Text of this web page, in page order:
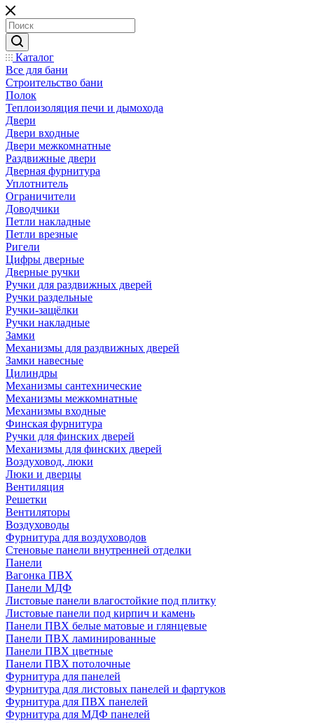
Каталог
Все для бани
Строительство бани
Полок
Теплоизоляция печи и дымохода
Двери
Двери входные
Двери межкомнатные
Раздвижные двери
Дверная фурнитура
Уплотнитель
Ограничители
Доводчики
Петли накладные
Петли врезные
Ригели
Цифры дверные
Дверные ручки
Ручки для раздвижных дверей
Ручки раздельные
Ручки-защёлки
Ручки накладные
Замки
Механизмы для раздвижных дверей
Замки навесные
Цилиндры
Механизмы сантехнические
Механизмы межкомнатные
Механизмы входные
Финская фурнитура
Ручки для финских дверей
Механизмы для финских дверей
Воздуховод, люки
Люки и дверцы
Вентиляция
Решетки
Вентиляторы
Воздуховоды
Фурнитура для воздуховодов
Стеновые панели внутренней отделки
Панели
Вагонка ПВХ
Панели МДФ
Листовые панели влагостойкие под плитку
Листовые панели под кирпич и камень
Панели ПВХ белые матовые и глянцевые
Панели ПВХ ламинированные
Панели ПВХ цветные
Панели ПВХ потолочные
Фурнитура для панелей
Фурнитура для листовых панелей и фартуков
Фурнитура для ПВХ панелей
Фурнитура для МДФ панелей